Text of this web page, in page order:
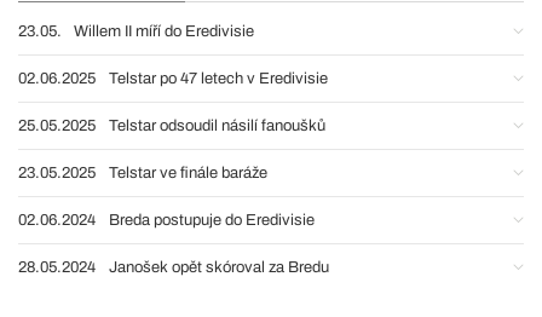
23.05. Willem II míří do Eredivisie
02.06.2025 Telstar po 47 letech v Eredivisie
25.05.2025 Telstar odsoudil násilí fanoušků
23.05.2025 Telstar ve finále baráže
02.06.2024 Breda postupuje do Eredivisie
28.05.2024 Janošek opět skóroval za Bredu